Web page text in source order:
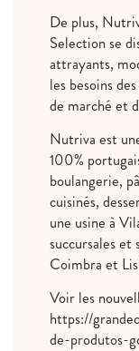
De plus,
Selection se
attrayants,
les besoins
de marché et
Nutriva est
100%
boulangerie,
cuisinés,
une usine à
succursales
Coimbra et
Voir les
https://
de-produtos-